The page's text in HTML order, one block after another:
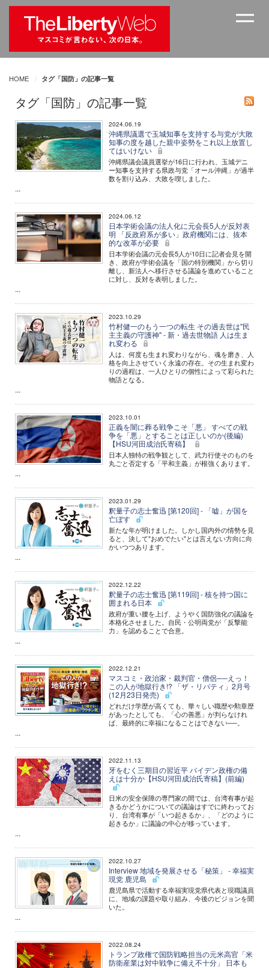
HOME タグ「国防」の記事一覧
タグ「国防」の記事一覧
2024.06.19
沖縄県議選で玉城知事を支持する与党が大敗
知事の度を越した親中姿勢をこれ以上放置し
てはいけない
沖縄県議会議員選挙が16日に行われ、玉城デニ
ー知事を支持する県政与党「オール沖縄」が過半
数を割り込み、大敗を喫しました。
...
2024.06.12
日本学術会議の法人化に元会長5人が反対表
明 「反政府系が多い」政府機関には、抜本
的な改革が必要
日本学術会議の元会長5人が10日に記者会見を開
き、政府が学術会議を「国の特別機関」から切り
離し、新法人へ移行させる議論を進めていること
に対し、反対を表明しました。
...
2023.10.29
竹村健一のもう一つの転生 その過去世は"民
主主義の守護神" - 新・過去世物語 人は生ま
れ変わる
人は、何度も生まれ変わりながら、魂を磨き、人
格を向上させていく永遠の存在。その生まれ変わ
りの過程は、一人ひとりの個性によって彩られた
物語となる。
...
2023.10.01
正義を闇に葬る戦争こそ「悪」 すべての戦
争を「悪」とすることは正しいのか(後編)
【HSU河田成治氏寄稿】
日本人独特の戦争観として、武力行使そのものを
丸ごと否定する「平和主義」が根強くあります。
...
2023.01.29
釈量子の志士奮迅 [第120回] - 「嘘」が国を
亡ぼす
新たな年が明けました。しかし国内外の情勢を見
ると、決して"おめでたい"とは言えない方向に向
かいつつあります。
...
2022.12.22
釈量子の志士奮迅 [第119回] - 核を持つ国に
囲まれる日本
政府が重い腰を上げ、ようやく国防強化の議論を
本格化させました。自民・公明両党が「反撃能
力」を認めることで合意。
...
2022.12.21
マスコミ・政治家・裁判官・僧侶──えっ！
この人が地獄行き!? 「ザ・リバティ」2月号
(12月23日発売)
どれだけ学歴が高くても、華々しい職歴や勲章歴
があったとしても、「心の善悪」が判らなけれ
ば、最終的に幸福になることはできない──。
...
2022.11.13
牙をむく三期目の習近平 バイデン政権の備
えは十分か【HSU河田成治氏寄稿】(前編)
日米の安全保障の専門家の間では、台湾有事が起
きるかどうかについての議論はすでに終わってお
り、台湾有事が「いつ起きるか」、「どのように
起きるか」に議論の中心が移っています。
...
2022.10.27
Interview 地域を発展させる「秘策」 - 幸福実
現党 鹿児島
鹿児島県で活動する幸福実現党県代表と現職議員
に、地域の課題や取り組み、今後のビジョンを聞
いた。
...
2022.08.24
トランプ政権で国防戦略担当の元米高官「米
防衛産業は対中戦争に備え不十分」 日本も